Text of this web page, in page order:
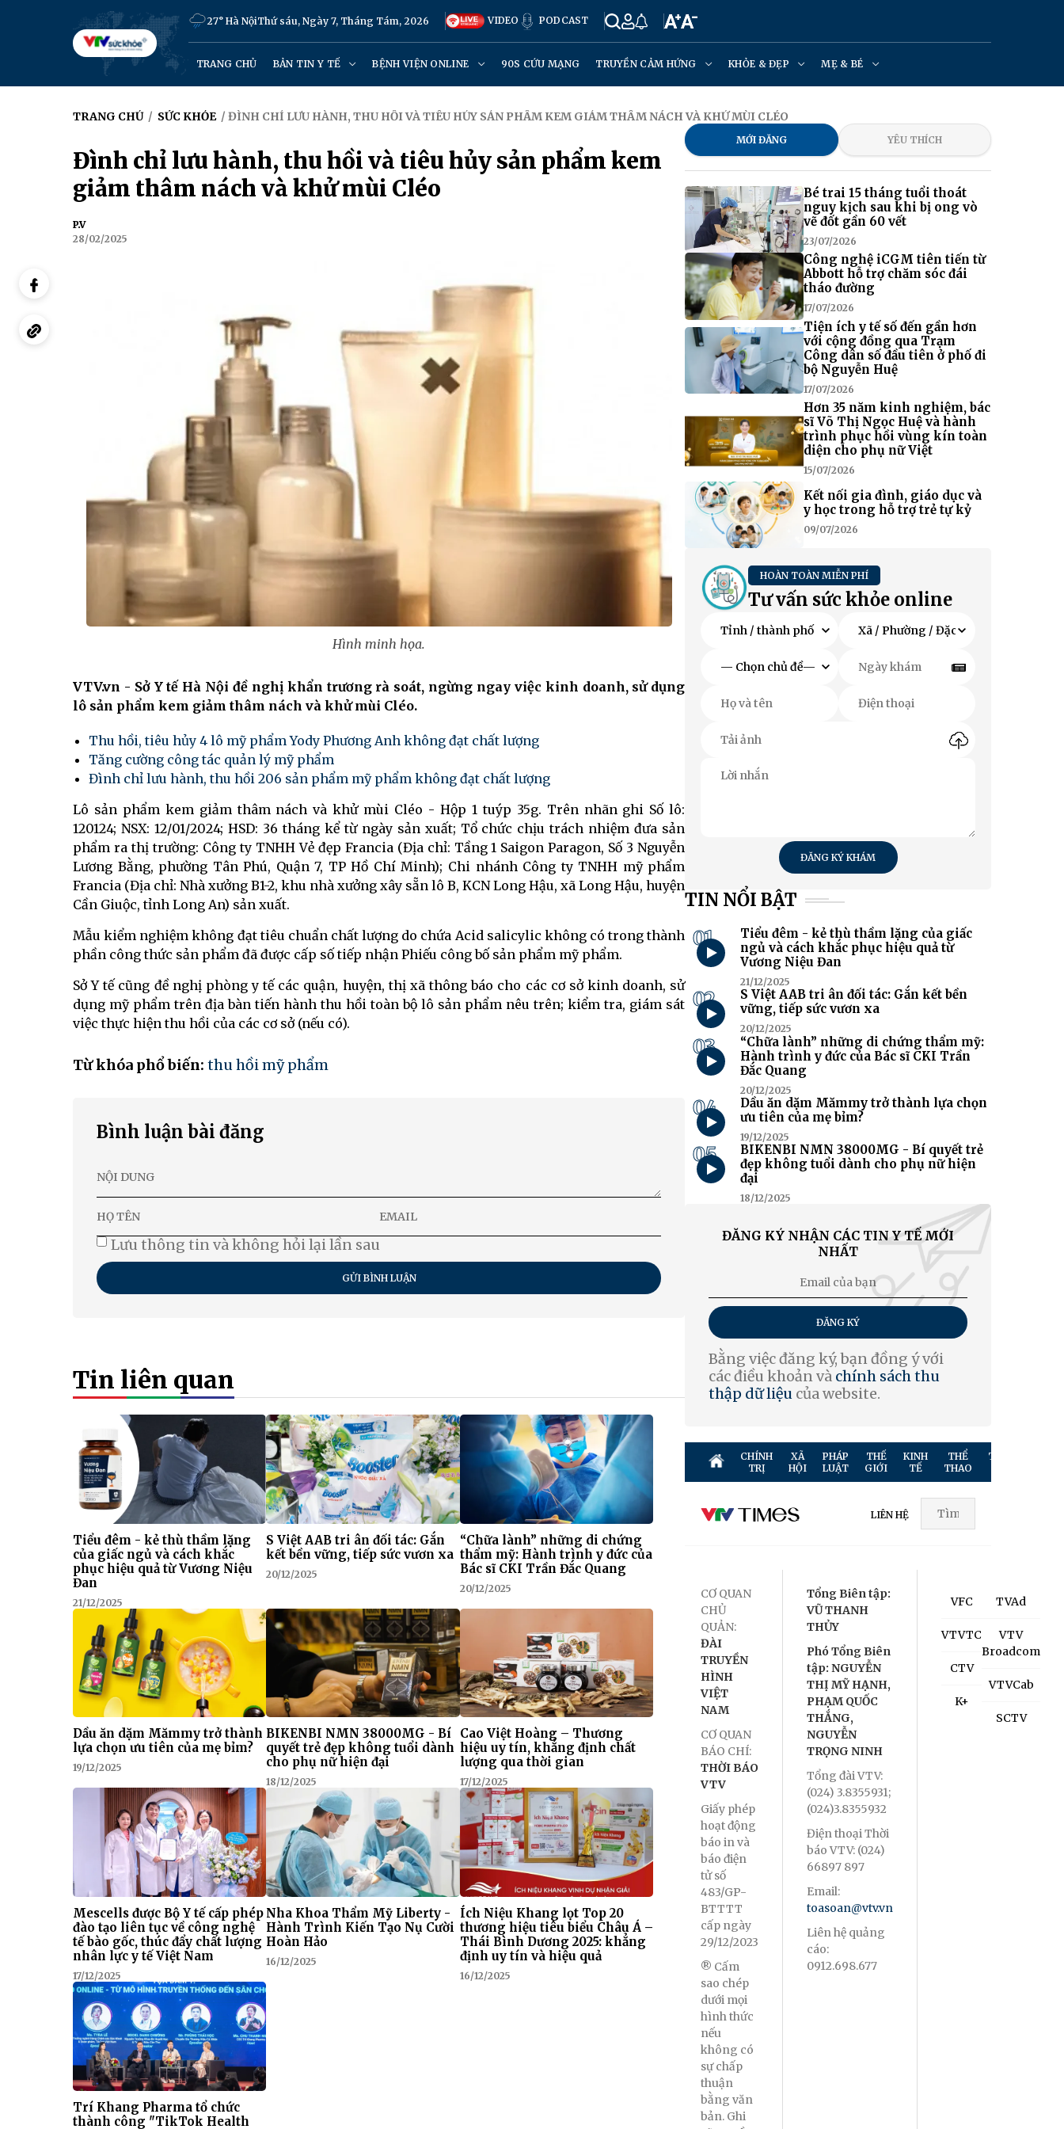
27° Hà NộiThứ sáu, Ngày 7, Tháng Tám, 2026 VIDEO PODCAST
TRANG CHỦ BẢN TIN Y TẾ BỆNH VIỆN ONLINE 90S CỨU MẠNG TRUYỀN CẢM HỨNG KHỎE & ĐẸP MẸ & BÉ
TRANG CHỦ / SỨC KHỎE / ĐÌNH CHỈ LƯU HÀNH, THU HỒI VÀ TIÊU HỦY SẢN PHẨM KEM GIẢM THÂM NÁCH VÀ KHỬ MÙI CLÉO
Đình chỉ lưu hành, thu hồi và tiêu hủy sản phẩm kem
giảm thâm nách và khử mùi Cléo
P.V
28/02/2025
Hình minh họa.
VTV.vn - Sở Y tế Hà Nội đề nghị khẩn trương rà soát, ngừng ngay việc kinh doanh, sử dụng
lô sản phẩm kem giảm thâm nách và khử mùi Cléo.
Thu hồi, tiêu hủy 4 lô mỹ phẩm Yody Phương Anh không đạt chất lượng
Tăng cường công tác quản lý mỹ phẩm
Đình chỉ lưu hành, thu hồi 206 sản phẩm mỹ phẩm không đạt chất lượng
Lô sản phẩm kem giảm thâm nách và khử mùi Cléo - Hộp 1 tuýp 35g. Trên nhãn ghi Số lô:
120124; NSX: 12/01/2024; HSD: 36 tháng kể từ ngày sản xuất; Tổ chức chịu trách nhiệm đưa sản
phẩm ra thị trường: Công ty TNHH Vẻ đẹp Francia (Địa chỉ: Tầng 1 Saigon Paragon, Số 3 Nguyễn
Lương Bằng, phường Tân Phú, Quận 7, TP Hồ Chí Minh); Chi nhánh Công ty TNHH mỹ phẩm
Francia (Địa chỉ: Nhà xưởng B1-2, khu nhà xưởng xây sẵn lô B, KCN Long Hậu, xã Long Hậu, huyện
Cần Giuộc, tỉnh Long An) sản xuất.
Mẫu kiểm nghiệm không đạt tiêu chuẩn chất lượng do chứa Acid salicylic không có trong thành
phần công thức sản phẩm đã được cấp số tiếp nhận Phiếu công bố sản phẩm mỹ phẩm.
Sở Y tế cũng đề nghị phòng y tế các quận, huyện, thị xã thông báo cho các cơ sở kinh doanh, sử
dụng mỹ phẩm trên địa bàn tiến hành thu hồi toàn bộ lô sản phẩm nêu trên; kiểm tra, giám sát
việc thực hiện thu hồi của các cơ sở (nếu có).
Từ khóa phổ biến: thu hồi mỹ phẩm
Bình luận bài đăng
Lưu thông tin và không hỏi lại lần sau
GỬI BÌNH LUẬN
Tin liên quan
Tiểu đêm - kẻ thù thầm lặng
của giấc ngủ và cách khắc
phục hiệu quả từ Vương Niệu
Đan
21/12/2025
S Việt AAB tri ân đối tác: Gắn
kết bền vững, tiếp sức vươn xa
20/12/2025
“Chữa lành” những di chứng
thẩm mỹ: Hành trình y đức của
Bác sĩ CKI Trần Đắc Quang
20/12/2025
Dầu ăn dặm Mămmy trở thành
lựa chọn ưu tiên của mẹ bỉm?
19/12/2025
BIKENBI NMN 38000MG - Bí
quyết trẻ đẹp không tuổi dành
cho phụ nữ hiện đại
18/12/2025
Cao Việt Hoàng – Thương
hiệu uy tín, khẳng định chất
lượng qua thời gian
17/12/2025
Mescells được Bộ Y tế cấp phép
đào tạo liên tục về công nghệ
tế bào gốc, thúc đẩy chất lượng
nhân lực y tế Việt Nam
17/12/2025
Nha Khoa Thẩm Mỹ Liberty -
Hành Trình Kiến Tạo Nụ Cười
Hoàn Hảo
16/12/2025
Ích Niệu Khang lọt Top 20
thương hiệu tiêu biểu Châu Á –
Thái Bình Dương 2025: khẳng
định uy tín và hiệu quả
16/12/2025
Trí Khang Pharma tổ chức
thành công "TikTok Health
MỚI ĐĂNG YÊU THÍCH
Bé trai 15 tháng tuổi thoát
nguy kịch sau khi bị ong vò
vẽ đốt gần 60 vết
23/07/2026
Công nghệ iCGM tiên tiến từ
Abbott hỗ trợ chăm sóc đái
tháo đường
17/07/2026
Tiện ích y tế số đến gần hơn
với cộng đồng qua Trạm
Công dân số đầu tiên ở phố đi
bộ Nguyễn Huệ
17/07/2026
Hơn 35 năm kinh nghiệm, bác
sĩ Võ Thị Ngọc Huệ và hành
trình phục hồi vùng kín toàn
diện cho phụ nữ Việt
15/07/2026
Kết nối gia đình, giáo dục và
y học trong hỗ trợ trẻ tự kỷ
09/07/2026
HOÀN TOÀN MIỄN PHÍ
Tư vấn sức khỏe online
ĐĂNG KÝ KHÁM
TIN NỔI BẬT
01
Tiểu đêm - kẻ thù thầm lặng của giấc
ngủ và cách khắc phục hiệu quả từ
Vương Niệu Đan
21/12/2025
02
S Việt AAB tri ân đối tác: Gắn kết bền
vững, tiếp sức vươn xa
20/12/2025
03
“Chữa lành” những di chứng thẩm mỹ:
Hành trình y đức của Bác sĩ CKI Trần
Đắc Quang
20/12/2025
04
Dầu ăn dặm Mămmy trở thành lựa chọn
ưu tiên của mẹ bỉm?
19/12/2025
05
BIKENBI NMN 38000MG - Bí quyết trẻ
đẹp không tuổi dành cho phụ nữ hiện
đại
18/12/2025
ĐĂNG KÝ NHẬN CÁC TIN Y TẾ MỚI
NHẤT
ĐĂNG KÝ
Bằng việc đăng ký, bạn đồng ý với
các điều khoản và chính sách thu
thập dữ liệu của website.
CHÍNH
TRỊ
XÃ
HỘI
PHÁP
LUẬT
THẾ
GIỚI
KINH
TẾ
THỂ
THAO
TRUYỀN
LIÊN HỆ
CƠ QUAN
CHỦ
QUẢN:
ĐÀI
TRUYỀN
HÌNH
VIỆT
NAM
CƠ QUAN
BÁO CHÍ:
THỜI BÁO
VTV
Giấy phép
hoạt động
báo in và
báo điện
tử số
483/GP-
BTTTT
cấp ngày
29/12/2023
® Cấm
sao chép
dưới mọi
hình thức
nếu
không có
sự chấp
thuận
bằng văn
bản. Ghi
Tổng Biên tập:
VŨ THANH
THỦY
Phó Tổng Biên
tập: NGUYỄN
THỊ MỸ HẠNH,
PHẠM QUỐC
THẮNG,
NGUYỄN
TRỌNG NINH
Tổng đài VTV:
(024) 3.8355931;
(024)3.8355932
Điện thoại Thời
báo VTV: (024)
66897 897
Email:
toasoan@vtv.vn
Liên hệ quảng
cáo:
0912.698.677
VFC
VTVTC
CTV
K+
TVAd
VTV
Broadcom
VTVCab
SCTV